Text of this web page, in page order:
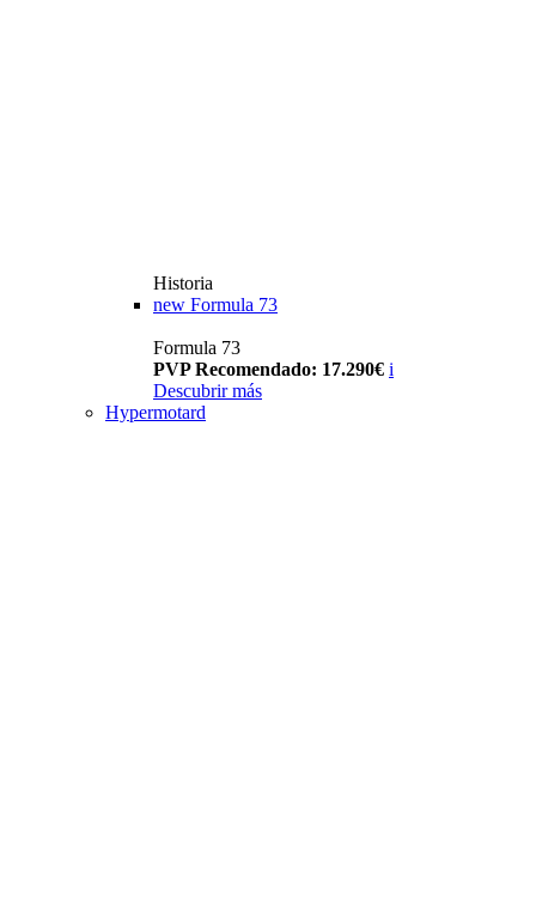
Historia
new Formula 73
Formula 73
PVP Recomendado: 17.290€ i
Descubrir más
Hypermotard